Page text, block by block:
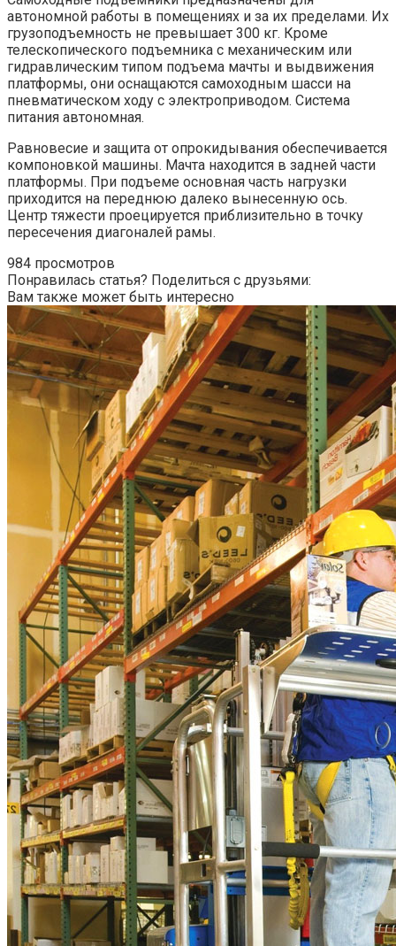
автономной работы в помещениях и за их пределами. Их
грузоподъемность не превышает 300 кг. Кроме
телескопического подъемника с механическим или
гидравлическим типом подъема мачты и выдвижения
платформы, они оснащаются самоходным шасси на
пневматическом ходу с электроприводом. Система
питания автономная.
Равновесие и защита от опрокидывания обеспечивается
компоновкой машины. Мачта находится в задней части
платформы. При подъеме основная часть нагрузки
приходится на переднюю далеко вынесенную ось.
Центр тяжести проецируется приблизительно в точку
пересечения диагоналей рамы.
984 просмотров
Понравилась статья? Поделиться с друзьями:
Вам также может быть интересно